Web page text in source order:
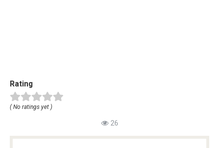
Rating
( No ratings yet )
26